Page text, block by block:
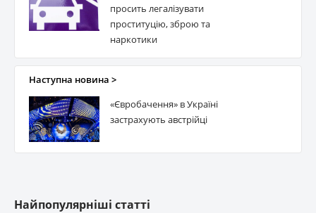
ОРАНТА
ARX
просить легалізувати
проституцію, зброю та
наркотики
Наступна новина >
«Євробачення» в Україні
застрахують австрійці
Найпопулярніші статті